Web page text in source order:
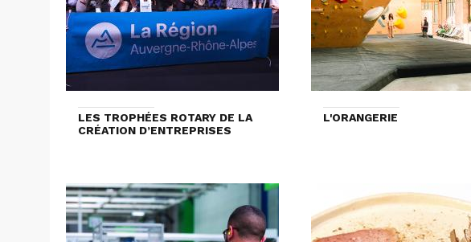
LES TROPHÉES ROTARY DE LA
CRÉATION D’ENTREPRISES
L'ORANGERIE